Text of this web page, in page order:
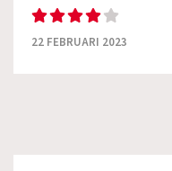
22 FEBRUARI 2023